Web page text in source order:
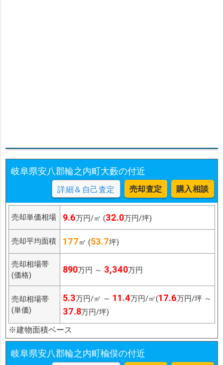
岐阜県安八郡輪之内町大藪の付近
詳細＆自己査定 売却査定 購入相談
売却単価相場 9.6万円/㎡ (32.0万円/坪)
売却平均面積 177㎡ (53.7坪)
売却相場帯
(価格)
890万円 ～ 3,340万円
売却相場帯
(単価)
5.3万円/㎡ ～ 11.4万円/㎡(17.6万円/坪 ～
37.8万円/坪)
※建物面積ベース
岐阜県安八郡輪之内町楡俣の付近